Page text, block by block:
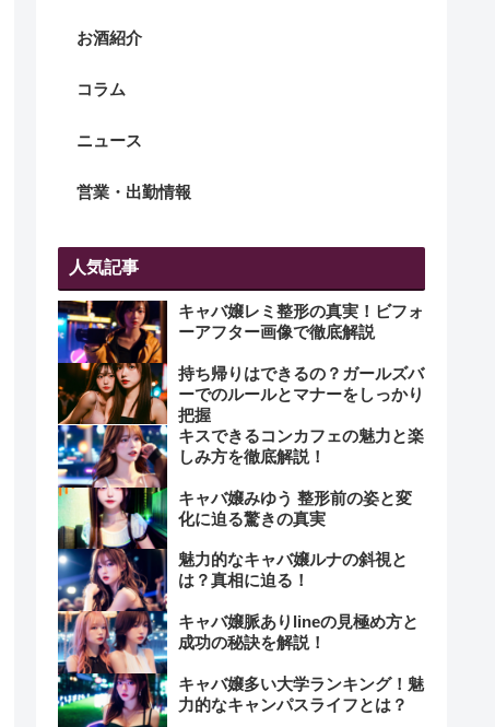
お酒紹介
コラム
ニュース
営業・出勤情報
人気記事
キャバ嬢レミ整形の真実！ビフォ
ーアフター画像で徹底解説
持ち帰りはできるの？ガールズバ
ーでのルールとマナーをしっかり
把握
キスできるコンカフェの魅力と楽
しみ方を徹底解説！
キャバ嬢みゆう 整形前の姿と変
化に迫る驚きの真実
魅力的なキャバ嬢ルナの斜視と
は？真相に迫る！
キャバ嬢脈ありlineの見極め方と
成功の秘訣を解説！
キャバ嬢多い大学ランキング！魅
力的なキャンパスライフとは？